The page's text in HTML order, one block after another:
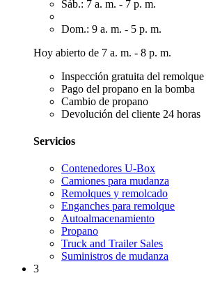
Sáb.: 7 a. m. - 7 p. m.
Dom.: 9 a. m. - 5 p. m.
Hoy abierto de 7 a. m. - 8 p. m.
Inspección gratuita del remolque
Pago del propano en la bomba
Cambio de propano
Devolución del cliente 24 horas
Servicios
Contenedores U-Box
Camiones para mudanza
Remolques y remolcado
Enganches para remolque
Autoalmacenamiento
Propano
Truck and Trailer Sales
Suministros de mudanza
3